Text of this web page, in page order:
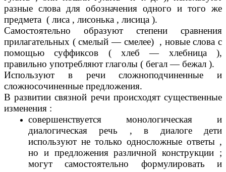
разные слова для обозначения одного и того же
предмета ( лиса , лисонька , лисица ).
Самостоятельно образуют степени сравнения
прилагательных ( смелый — смелее) , новые слова с
помощью суффиксов ( хлеб — хлебница ),
правильно употребляют глаголы ( бегал — бежал ).
Используют в речи сложноподчиненные и
сложносочиненные предложения.
В развитии связной речи происходят существенные
изменения :
совершенствуется монологическая и
диалогическая речь , в диалоге дети
используют не только односложные ответы ,
но и предложения различной конструкции ;
могут самостоятельно формулировать и